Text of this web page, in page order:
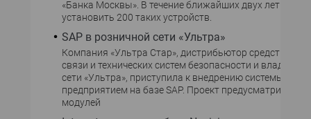
«Банка Москвы». В течение ближайших двух лет
установить 200 таких устройств.
SAP в розничной сети «Ультра»
Компания «Ультра Стар», дистрибьютор средств
связи и технических систем безопасности и владелец
сети «Ультра», приступила к внедрению системы
предприятием на базе SAP. Проект предусматривает
модулей